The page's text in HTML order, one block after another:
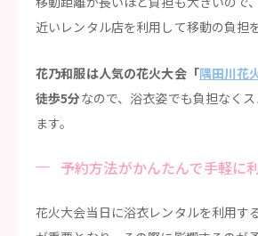
近いレンタル店を利用して移動の負担
花乃和服は人気の花火大会「隅田川花
徒歩5分なので、浴衣姿でも負担なく
ます。
予約方法がかんたんで手軽に
花火大会当日に浴衣レンタルを利用す